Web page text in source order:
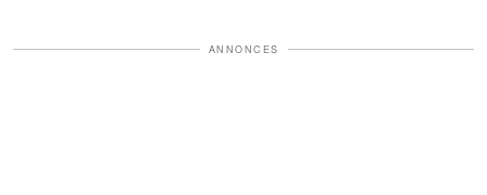
ANNONCES